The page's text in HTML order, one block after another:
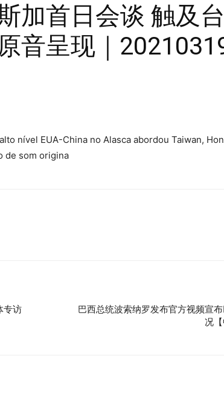
加首日会谈 触及
音呈现｜
nível EUA-China no Alasca abordou Taiwan,
de som origina
专访
巴西总统波索纳罗发布官方视频宣
况【